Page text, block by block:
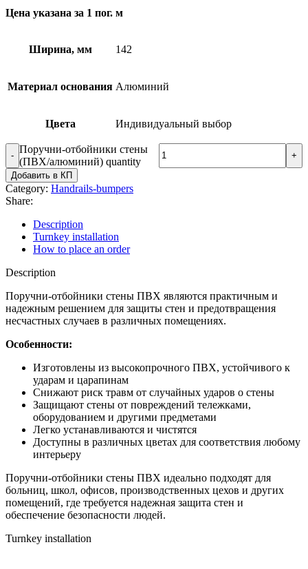
Цена указана за 1 пог. м
Ширина, мм 142
Материал основания Алюминий
Цвета Индивидуальный выбор
Поручни-отбойники стены
(ПВХ/алюминий) quantity
Добавить в КП
Category: Handrails-bumpers
Share:
Description
Turnkey installation
How to place an order
Description
Поручни-отбойники стены ПВХ являются практичным и
надежным решением для защиты стен и предотвращения
несчастных случаев в различных помещениях.
Особенности:
Изготовлены из высокопрочного ПВХ, устойчивого к
ударам и царапинам
Снижают риск травм от случайных ударов о стены
Защищают стены от повреждений тележками,
оборудованием и другими предметами
Легко устанавливаются и чистятся
Доступны в различных цветах для соответствия любому
интерьеру
Поручни-отбойники стены ПВХ идеально подходят для
больниц, школ, офисов, производственных цехов и других
помещений, где требуется надежная защита стен и
обеспечение безопасности людей.
Turnkey installation